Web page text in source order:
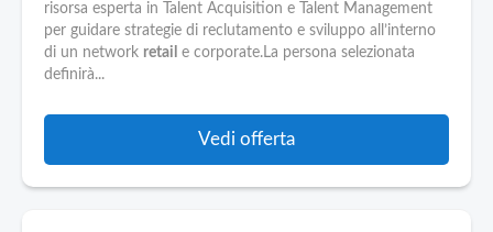
Pubblica
Offerte
Area
risorsa esperta in Talent Acquisition e Talent Management
per guidare strategie di reclutamento e sviluppo all’interno
di un network retail e corporate.La persona selezionata
definirà...
Vedi offerta